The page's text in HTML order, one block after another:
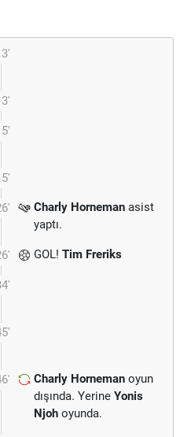
Charly Horneman asist
yaptı.
GOL! Tim Freriks
Charly Horneman oyun
dışında. Yerine Yonis
Njoh oyunda.